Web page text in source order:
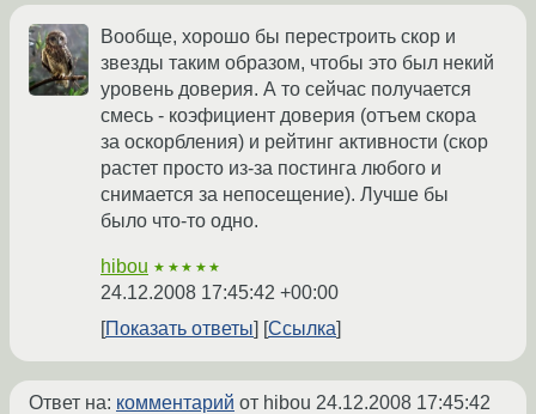
Вообще, хорошо бы перестроить скор и
звезды таким образом, чтобы это был некий
уровень доверия. А то сейчас получается
смесь - коэфициент доверия (отъем скора
за оскорбления) и рейтинг активности (скор
растет просто из-за постинга любого и
снимается за непосещение). Лучше бы
было что-то одно.
hibou ★★★★★
24.12.2008 17:45:42 +00:00
Показать ответы
Ссылка
Ответ на: комментарий от hibou 24.12.2008 17:45:42